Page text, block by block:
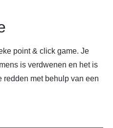
point & click game. Je
is verdwenen en het is
redden met behulp van een